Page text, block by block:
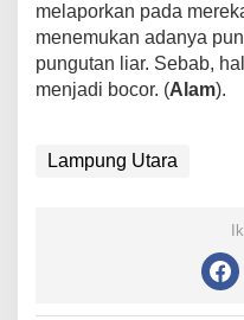
melaporkan pada
menemukan adanya
pungutan liar. Sebab,
menjadi bocor. (Alam).
Lampung Utara